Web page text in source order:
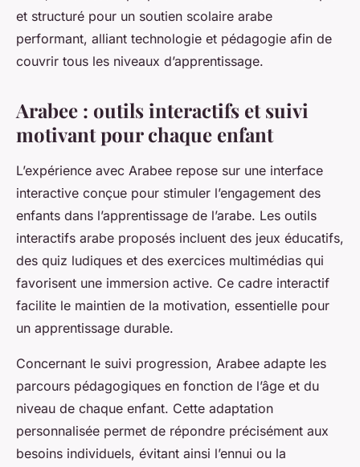
et structuré pour un soutien scolaire arabe
performant, alliant technologie et pédagogie afin de
couvrir tous les niveaux d’apprentissage.
Arabee : outils interactifs et suivi
motivant pour chaque enfant
L’expérience avec Arabee repose sur une interface
interactive conçue pour stimuler l’engagement des
enfants dans l’apprentissage de l’arabe. Les outils
interactifs arabe proposés incluent des jeux éducatifs,
des quiz ludiques et des exercices multimédias qui
favorisent une immersion active. Ce cadre interactif
facilite le maintien de la motivation, essentielle pour
un apprentissage durable.
Concernant le suivi progression, Arabee adapte les
parcours pédagogiques en fonction de l’âge et du
niveau de chaque enfant. Cette adaptation
personnalisée permet de répondre précisément aux
besoins individuels, évitant ainsi l’ennui ou la